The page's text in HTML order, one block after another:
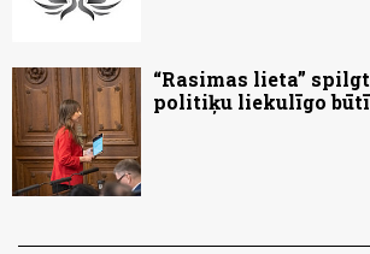
“Rasimas lieta”
politiķu liekulīgo